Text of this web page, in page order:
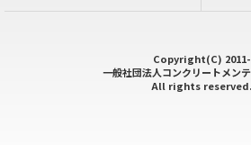
Copyright(C) 2011-
一般社団法人コンクリートメン
All rights reserved.